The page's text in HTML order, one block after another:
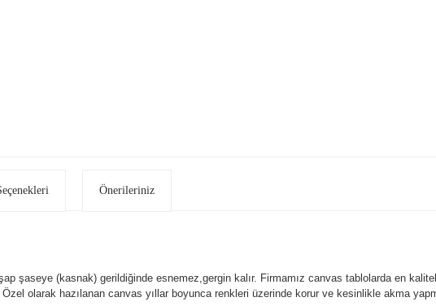
Önerileriniz
şaseye (kasnak) gerildiğinde esnemez,gergin kalır. Firmamız canvas tablolarda en
olarak hazılanan canvas yıllar boyunca renkleri üzerinde korur ve kesinlikle akma